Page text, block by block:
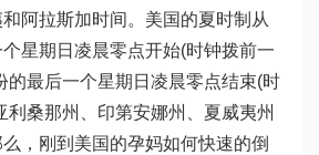
阿拉斯加时间。美国的夏时制从
星期日凌晨零点开始(时钟拨前一
的最后一个星期日凌晨零点结束(时
利桑那州、印第安娜州、夏威夷州
，刚到美国的孕妈如何快速的倒